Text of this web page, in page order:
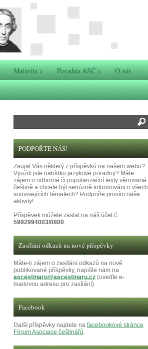
Maturita» Poradna ASČ» O nás
PODPOŘTE NÁS!
Zaujal Vás některý z příspěvků na našem webu?
Využili jste nabídku jazykové poradny? Máte
zájem o odborné či popularizační texty věnované
češtině a chcete být seriózně informováni o všech
souvisejících tématech? Podpořte prosím naše
aktivity!
Příspěvek můžete zaslat na náš účet č.
5992994003/0800.
Zasílání odkazů na nové příspěvky
Máte-li zájem o zasílání odkazů na nově
publikované příspěvky, napište nám na
ascestinaru@ascestinaru.cz (uveďte e-
mailovou adresu pro zasílání).
Facebook
Další příspěvky najdete na facebookové stránce
Fórum Asociace češtinářů.